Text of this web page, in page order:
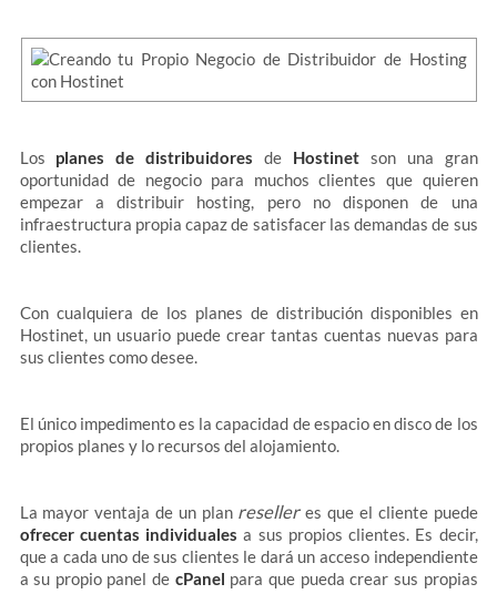
Los planes de distribuidores de Hostinetson una gran
oportunidad de negocio para muchos clientes que quieren
empezar a distribuir hosting, pero no disponen de una
infraestructura propia capaz de satisfacer las demandas de sus
clientes.
Con cualquiera de los planes de distribución disponibles en
Hostinet, un usuario puede crear tantas cuentas nuevas para
sus clientes como desee.
El único impedimento es la capacidad de espacio en disco de los
propios planes y lo recursos del alojamiento.
La mayor ventaja de un plan reselleres que el cliente puede
ofrecer cuentas individuales a sus propios clientes. Es decir,
que a cada uno de sus clientes le dará un acceso independiente
a su propio panel de cPanel para que pueda crear sus propias